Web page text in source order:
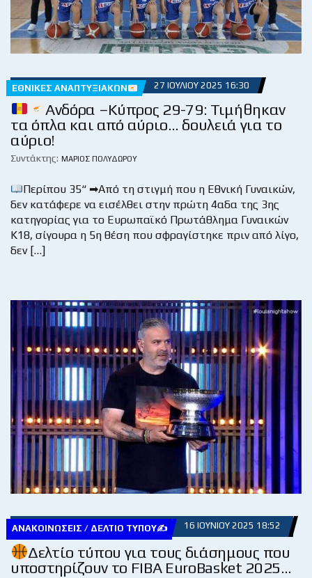
ΕΘΝΙΚΈΣ ΑΝΑΠΤΥΞΙΑΚΏΝ 27 ΙΟΥΛΊΟΥ 2025 16:30
Ανδόρα –Κύπρος 29-79: Τιμήθηκαν
τα όπλα και από αύριο… δουλειά για το
αύριο!
Συντάκτης: ΜΆΡΙΟΣ ΠΟΛΥΔΏΡΟΥ
Περίπου 35“ ➡Από τη στιγμή που η Εθνική Γυναικών,
δεν κατάφερε να εισέλθει στην πρώτη 4αδα της 3ης
κατηγορίας για το Ευρωπαϊκό Πρωτάθλημα Γυναικών
Κ18, σίγουρα η 5η θέση που σφραγίστηκε πριν από λίγο,
δεν […]
ΑΝΑΚΟΙΝΏΣΕΙΣ / ΔΕΛΤΊΟ ΤΎΠΟΥ✍ 16 ΙΟΥΝΊΟΥ 2025 18:52
Δελτίο τύπου για τους διάσημους που
υποστηρίζουν το FIBA EuroBasket 2025…